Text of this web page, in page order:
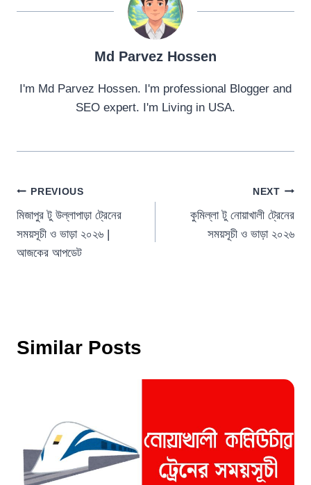
Md Parvez Hossen
I'm Md Parvez Hossen. I'm professional Blogger and
SEO expert. I'm Living in USA.
Post
navigation
PREVIOUS
মিজাপুর টু উল্লাপাড়া ট্রেনের
সময়সূচী ও ভাড়া ২০২৬ |
আজকের আপডেট
NEXT
কুমিল্লা টু নোয়াখালী ট্রেনের
সময়সূচী ও ভাড়া ২০২৬
Similar Posts